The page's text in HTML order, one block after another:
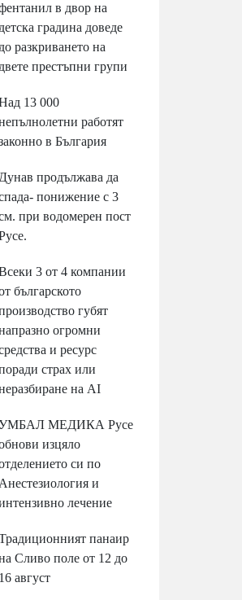
в двор на
детска градина доведе
до разкриването на
двете престъпни групи
13 000
работят
в България
Дунав продължава да
понижение с 3
при водомерен пост
3 от 4 компании
българското
губят
огромни
и ресурс
страх или
на AI
МЕДИКА Русе
изцяло
си по
Анестезиология и
лечение
панаир
Сливо поле от 12 до
16 август